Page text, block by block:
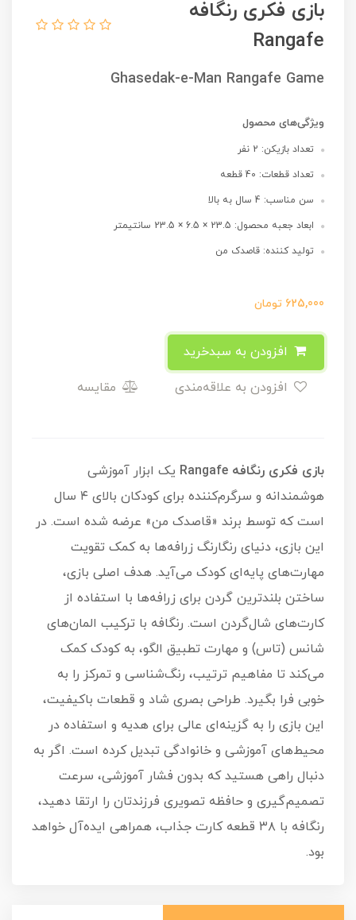
بازی فکری رنگافه
Rangafe
Ghasedak-e-Man Rangafe Game
ویژگی‌های محصول
تعداد بازیکن: 2 نفر
تعداد قطعات: 40 قطعه
سن مناسب: 4 سال به بالا
ابعاد جعبه محصول: 23.5 × 6.5 × 23.5 سانتیمتر
تولید کننده: قاصدک من
625,000 تومان
مقایسه
بازی فکری رنگافه Rangafe
یک ابزار آموزشی
هوشمندانه و سرگرم‌کننده برای کودکان بالای ۴ سال
است که توسط برند «قاصدک من» عرضه شده است. در
این بازی، دنیای رنگارنگ زرافه‌ها به کمک تقویت
مهارت‌های پایه‌ای کودک می‌آید. هدف اصلی بازی،
ساختن بلندترین گردن برای زرافه‌ها با استفاده از
کارت‌های شال‌گردن است. رنگافه با ترکیب المان‌های
شانس (تاس) و مهارت تطبیق الگو، به کودک کمک
می‌کند تا مفاهیم ترتیب، رنگ‌شناسی و تمرکز را به
خوبی فرا بگیرد. طراحی بصری شاد و قطعات باکیفیت،
این بازی را به گزینه‌ای عالی برای هدیه و استفاده در
محیط‌های آموزشی و خانوادگی تبدیل کرده است. اگر به
دنبال راهی هستید که بدون فشار آموزشی، سرعت
تصمیم‌گیری و حافظه تصویری فرزندتان را ارتقا دهید،
رنگافه با ۳۸ قطعه کارت جذاب، همراهی ایده‌آل خواهد
بود.